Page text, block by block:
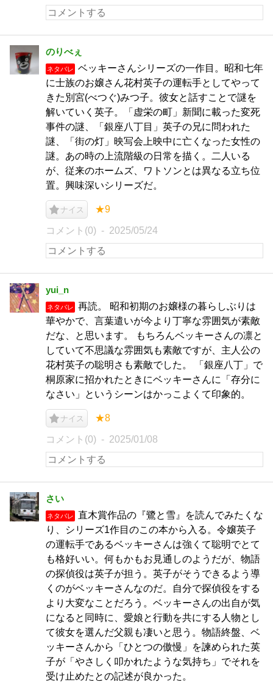
のりべぇ
ネタバレ
ベッキーさんシリーズの一作目。昭和七年
に士族のお嬢さん花村英子の運転手としてやって
きた別宮(べつぐ)みつ子。彼女と話すことで謎を
解いていく英子。「虚栄の町」新聞に載った変死
事件の謎、「銀座八丁目」英子の兄に問われた
謎、「街の灯」映写会上映中に亡くなった女性の
謎。あの時の上流階級の日常を描く。二人いる
が、従来のホームズ、ワトソンとは異なる立ち位
置。興味深いシリーズだ。
ナイス ★9
コメント(0) 2025/05/24
yui_n
ネタバレ
再読。 昭和初期のお嬢様の暮らしぶりは
華やかで、言葉遣いが今より丁寧な雰囲気が素敵
だな、と思います。 もちろんベッキーさんの凛と
していて不思議な雰囲気も素敵ですが、主人公の
花村英子の聡明さも素敵でした。 「銀座八丁」で
桐原家に招かれたときにベッキーさんに「存分に
なさい」というシーンはかっこよくて印象的。
ナイス ★8
コメント(0) 2025/01/08
さい
ネタバレ
直木賞作品の『鷺と雪』を読んでみたくな
り、シリーズ1作目のこの本から入る。令嬢英子
の運転手であるベッキーさんは強くて聡明でとて
も格好いい。何もかもお見通しのようだが、物語
の探偵役は英子が担う。英子がそうできるよう導
くのがベッキーさんなのだ。自分で探偵役をする
より大変なことだろう。ベッキーさんの出自が気
になると同時に、愛娘と行動を共にする人物とし
て彼女を選んだ父親も凄いと思う。物語終盤、ベ
ッキーさんから「ひとつの傲慢」を諫められた英
子が「やさしく叩かれたような気持ち」でそれを
受け止めたとの記述が良かった。